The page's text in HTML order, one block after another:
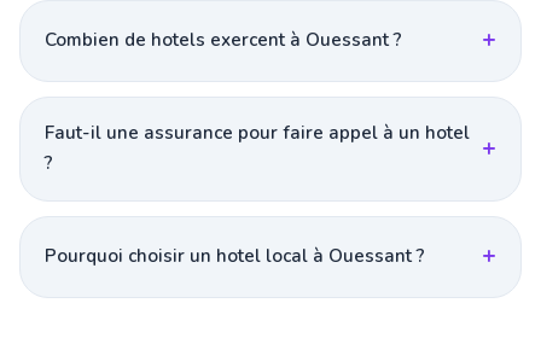
Combien de hotels exercent à Ouessant ?
Faut-il une assurance pour faire appel à un hotel
?
Pourquoi choisir un hotel local à Ouessant ?